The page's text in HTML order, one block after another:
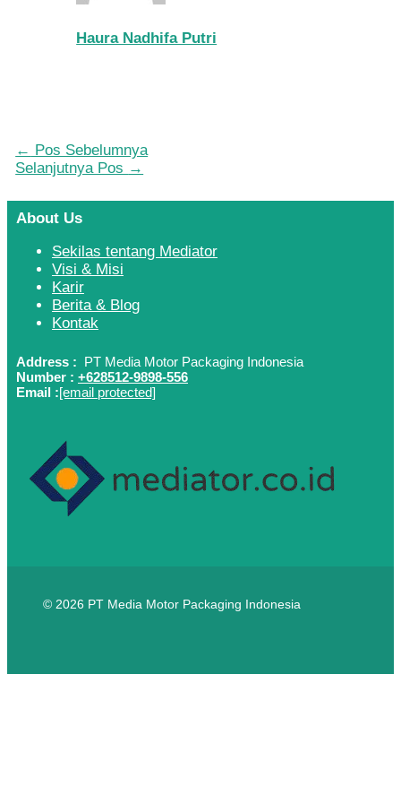
Haura Nadhifa Putri
← Pos Sebelumnya
Selanjutnya Pos →
About Us
Sekilas tentang Mediator
Visi & Misi
Karir
Berita & Blog
Kontak
Address : PT Media Motor Packaging Indonesia
Number : +628512-9898-556
Email :[email protected]
© 2026 PT Media Motor Packaging Indonesia